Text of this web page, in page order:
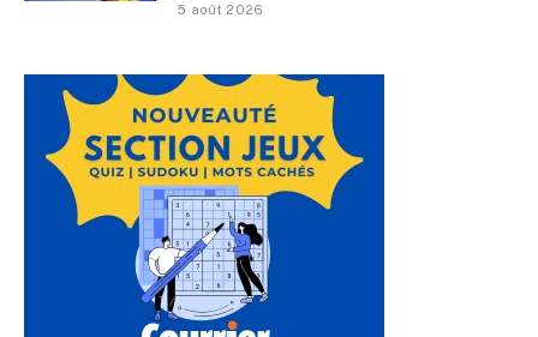
5 août 2026